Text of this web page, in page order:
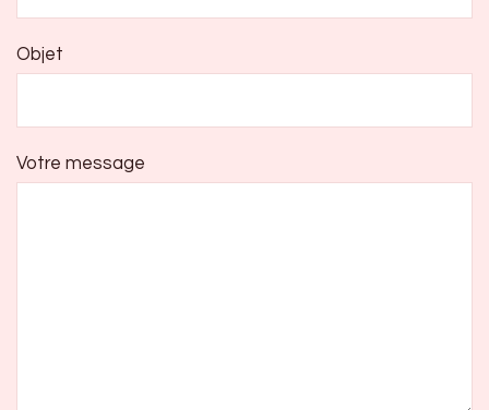
Objet
Votre message